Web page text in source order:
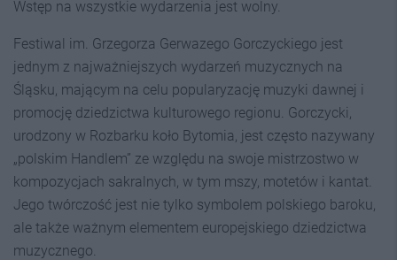
Wstęp na wszystkie wydarzenia jest wolny.
Festiwal im. Grzegorza Gerwazego Gorczyckiego jest
jednym z najważniejszych wydarzeń muzycznych na
Śląsku, mającym na celu popularyzację muzyki dawnej i
promocję dziedzictwa kulturowego regionu. Gorczycki,
urodzony w Rozbarku koło Bytomia, jest często nazywany
„polskim Handlem” ze względu na swoje mistrzostwo w
kompozycjach sakralnych, w tym mszy, motetów i kantat.
Jego twórczość jest nie tylko symbolem polskiego baroku,
ale także ważnym elementem europejskiego dziedzictwa
muzycznego.